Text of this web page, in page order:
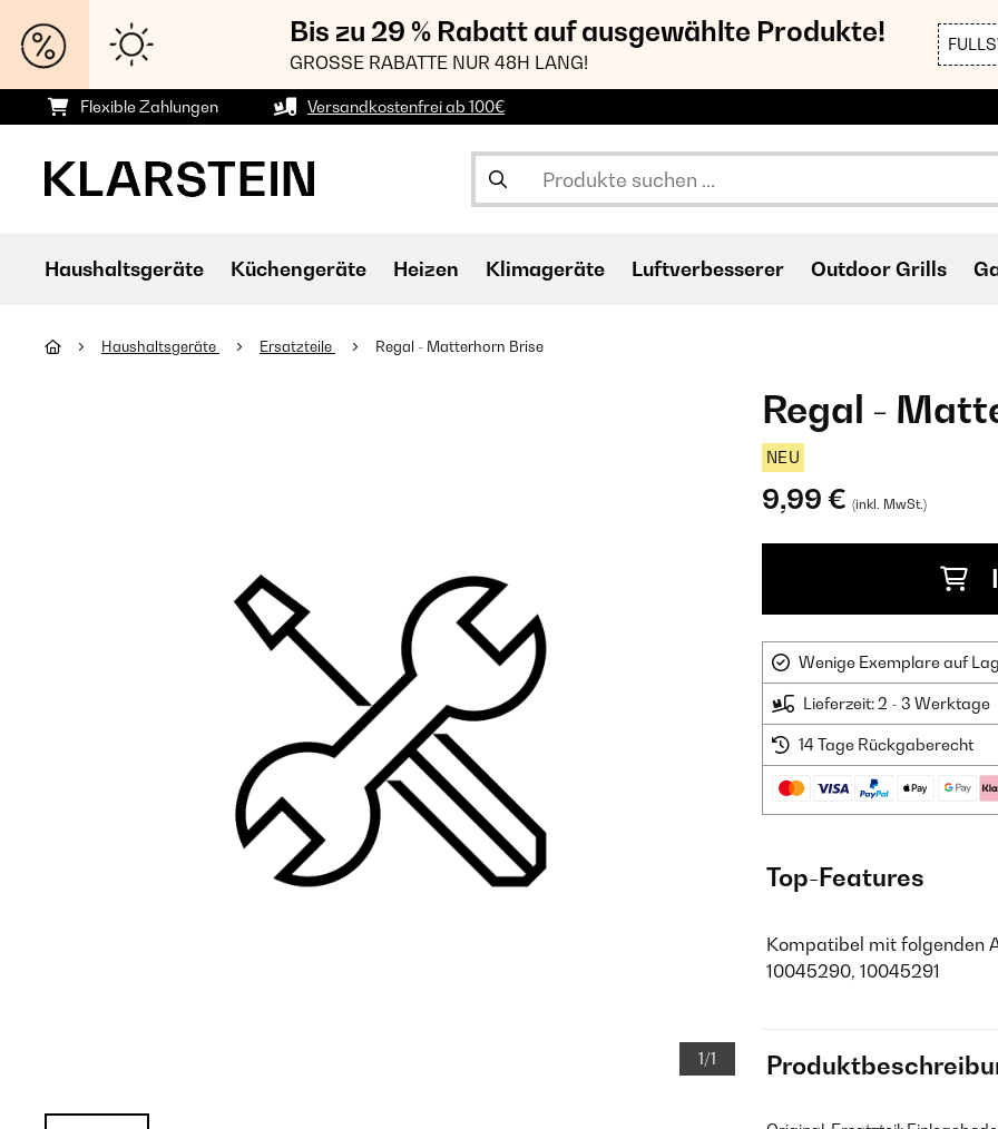
Bis zu 29 % Rabatt auf ausgewählte Produkte!
GROSSE RABATTE NUR 48H LANG!
Flexible Zahlungen Versandkostenfrei ab 100€
Haushaltsgeräte Küchengeräte Heizen Klimageräte Luftverbesserer Outdoor Grills
Haushaltsgeräte Ersatzteile Regal - Matterhorn Brise
1/1
Regal -
NEU
9,99 € (inkl. MwSt.)
Wenige Exemplare auf
Lieferzeit: 2 - 3 Werktage
14 Tage Rückgaberecht
Top-Features
Kompatibel mit folgenden
10045290, 10045291